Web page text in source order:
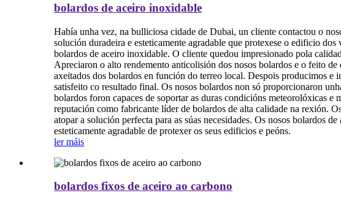
bolardos de aceiro inoxidable
Había unha vez, na bulliciosa cidade de Dubai, un cliente contactou o
solución duradeira e esteticamente agradable que protexese o edificio
bolardos de aceiro inoxidable. O cliente quedou impresionado pola
Apreciaron o alto rendemento anticolisión dos nosos bolardos e o feito de
axeitados dos bolardos en función do terreo local. Despois producimos e
satisfeito co resultado final. Os nosos bolardos non só proporcionaron
bolardos foron capaces de soportar as duras condicións meteorolóxicas
reputación como fabricante líder de bolardos de alta calidade na rexión.
atopar a solución perfecta para as súas necesidades. Os nosos bolardos
esteticamente agradable de protexer os seus edificios e peóns.
ler máis
bolardos fixos de aceiro ao carbono